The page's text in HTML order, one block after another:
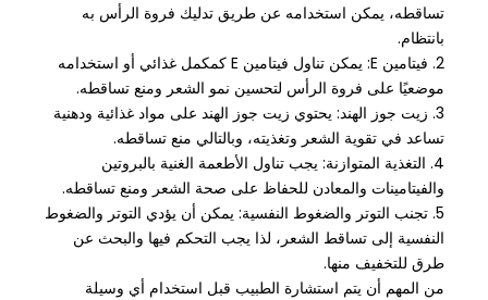
تساقطه، يمكن استخدامه عن طريق تدليك فروة الرأس به
بانتظام.
2. فيتامين E: يمكن تناول فيتامين E كمكمل غذائي أو استخدامه
موضعيًا على فروة الرأس لتحسين نمو الشعر ومنع تساقطه.
3. زيت جوز الهند: يحتوي زيت جوز الهند على مواد غذائية ودهنية
تساعد في تقوية الشعر وتغذيته، وبالتالي منع تساقطه.
4. التغذية المتوازنة: يجب تناول الأطعمة الغنية بالبروتين
والفيتامينات والمعادن للحفاظ على صحة الشعر ومنع تساقطه.
5. تجنب التوتر والضغوط النفسية: يمكن أن يؤدي التوتر والضغوط
النفسية إلى تساقط الشعر، لذا يجب التحكم فيها والبحث عن
طرق للتخفيف منها.
من المهم أن يتم استشارة الطبيب قبل استخدام أي وسيلة